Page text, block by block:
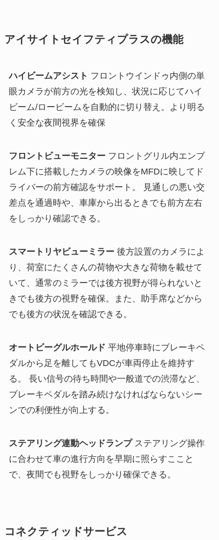
アイサイトセイフティプラスの機能
ハイビームアシスト フロントウインドゥ内側の単
眼カメラが前方の光を検知し、状況に応じてハイ
ビーム/ロービームを自動的に切り替え。より明る
く安全な夜間視界を確保
フロントビューモニター フロントグリル内エンブ
レム下に搭載したカメラの映像をMFDに映してド
ライバーの前方確認をサポート。 見通しの悪い交
差点を通過時や、車庫から出るときでも前方左右
をしっかり確認できる。
スマートリヤビューミラー 後方設置のカメラによ
り、荷室にたくさんの荷物や大きな荷物を載せて
いて、通常のミラーでは後方視野が得られないと
きでも後方の視野を確保。また、助手席などから
でも後方の状況を確認できる。
オートビーグルホールド 平地停車時にブレーキペ
ダルから足を離してもVDCが車両停止を維持す
る。 長い信号の待ち時間や一般道での渋滞など、
ブレーキペダルを踏み続けなければならないシー
ンでの利便性が向上する。
ステアリング連動ヘッドランプ ステアリング操作
に合わせて車の進行方向を早期に照らすここと
で、夜間でも視野をしっかり確保できる。
コネクティッドサービス